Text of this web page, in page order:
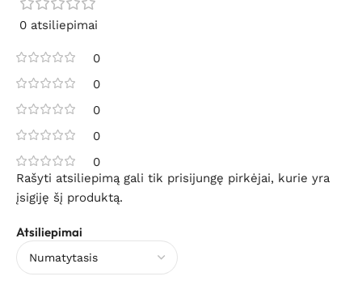
0 atsiliepimai
0
0
0
0
0
Atsiliepimai
Rašyti atsiliepimą gali tik prisijungę pirkėjai, kurie yra
įsigiję šį produktą.